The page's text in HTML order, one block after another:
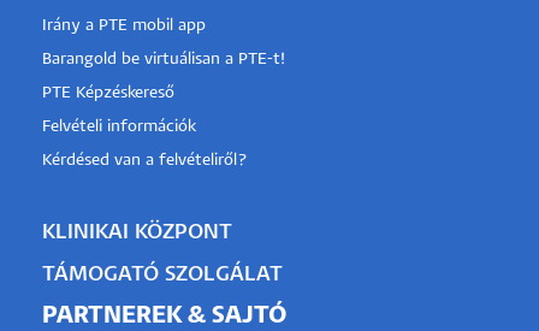
Irány a PTE mobil app
Barangold be virtuálisan a PTE-t!
PTE Képzéskereső
Felvételi információk
Kérdésed van a felvételiről?
KLINIKAI KÖZPONT
TÁMOGATÓ SZOLGÁLAT
PARTNEREK & SAJTÓ